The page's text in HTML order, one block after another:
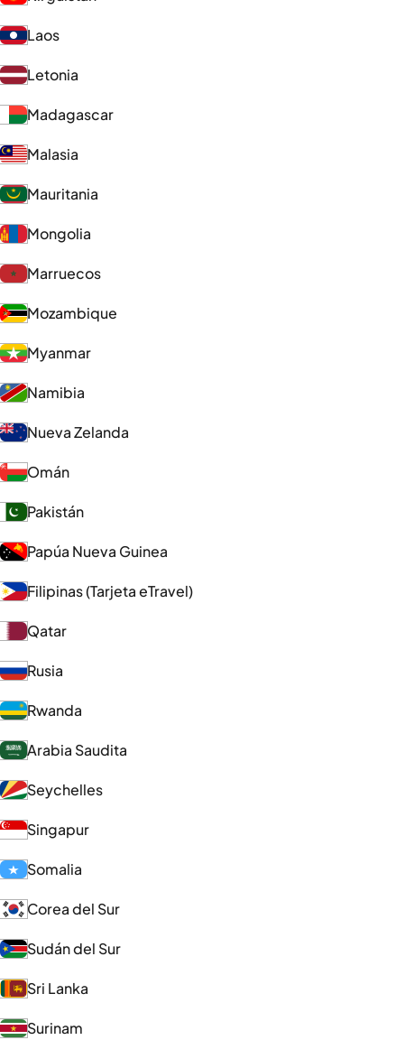
Laos
Letonia
Madagascar
Malasia
Mauritania
Mongolia
Marruecos
Mozambique
Myanmar
Namibia
Nueva Zelanda
Omán
Pakistán
Papúa Nueva Guinea
Filipinas (Tarjeta eTravel)
Qatar
Rusia
Rwanda
Arabia Saudita
Seychelles
Singapur
Somalia
Corea del Sur
Sudán del Sur
Sri Lanka
Surinam